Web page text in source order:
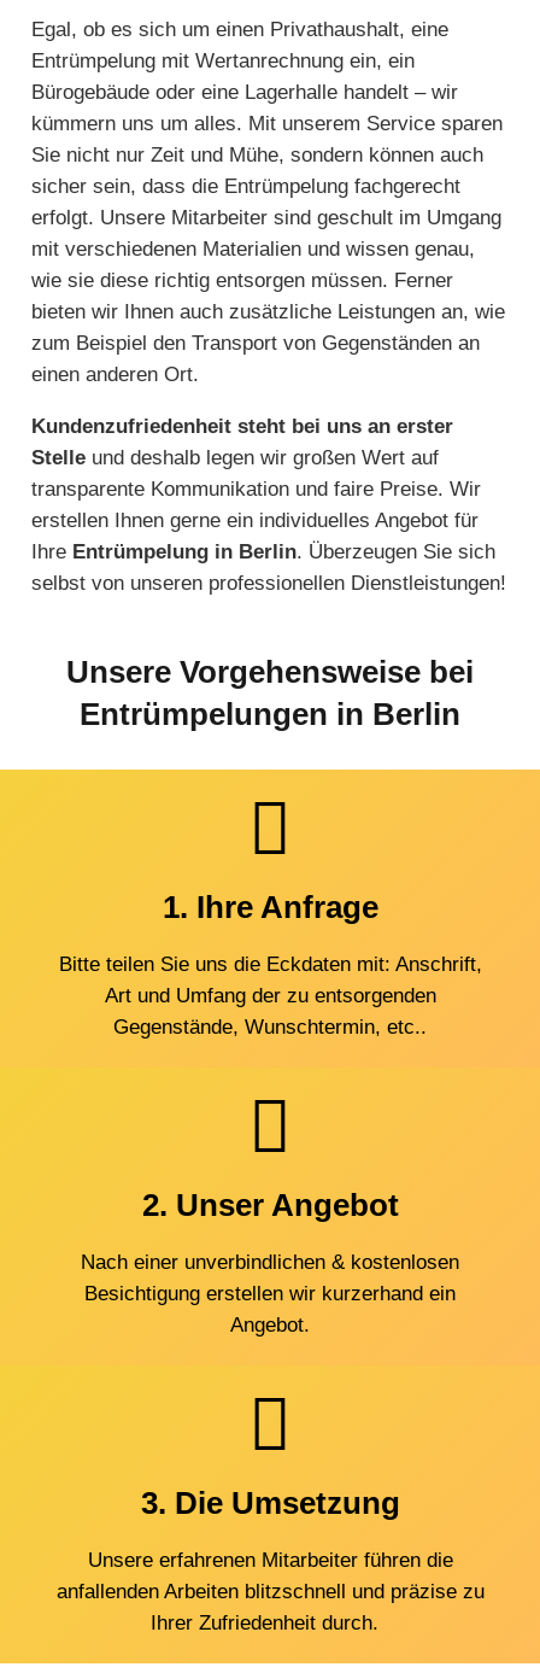
Egal, ob es sich um einen Privathaushalt, eine
Entrümpelung mit Wertanrechnung ein, ein
Bürogebäude oder eine Lagerhalle handelt – wir
kümmern uns um alles. Mit unserem Service sparen
Sie nicht nur Zeit und Mühe, sondern können auch
sicher sein, dass die Entrümpelung fachgerecht
erfolgt. Unsere Mitarbeiter sind geschult im Umgang
mit verschiedenen Materialien und wissen genau,
wie sie diese richtig entsorgen müssen. Ferner
bieten wir Ihnen auch zusätzliche Leistungen an, wie
zum Beispiel den Transport von Gegenständen an
einen anderen Ort.
Kundenzufriedenheit steht bei uns an erster
Stelleund deshalb legen wir großen Wert auf
transparente Kommunikation und faire Preise. Wir
erstellen Ihnen gerne ein individuelles Angebot für
Ihre Entrümpelung in Berlin. Überzeugen Sie sich
selbst von unseren professionellen Dienstleistungen!
Unsere Vorgehensweise bei
Entrümpelungen in Berlin
1. Ihre Anfrage
Bitte teilen Sie uns die Eckdaten mit: Anschrift,
Art und Umfang der zu entsorgenden
Gegenstände, Wunschtermin, etc..
2. Unser Angebot
Nach einer unverbindlichen & kostenlosen
Besichtigung erstellen wir kurzerhand ein
Angebot.
3. Die Umsetzung
Unsere erfahrenen Mitarbeiter führen die
anfallenden Arbeiten blitzschnell und präzise zu
Ihrer Zufriedenheit durch.